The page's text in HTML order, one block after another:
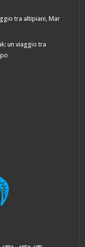
tra altipiani, Mar
un viaggio tra